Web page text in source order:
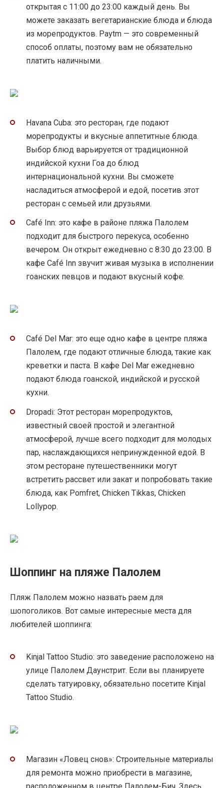
открытая с 11:00 до 23:00 каждый день. Вы
можете заказать вегетарианские блюда и блюда
из морепродуктов. Paytm — это современный
способ оплаты, поэтому вам не обязательно
платить наличными.
Havana Cuba: это ресторан, где подают
морепродукты и вкусные аппетитные блюда.
Выбор блюд варьируется от традиционной
индийской кухни Гоа до блюд
интернациональной кухни. Вы сможете
насладиться атмосферой и едой, посетив этот
ресторан с семьей или друзьями.
Café Inn: это кафе в районе пляжа Палолем
подходит для быстрого перекуса, особенно
вечером. Он открыт ежедневно с 8:30 до 23:00. В
кафе Café Inn звучит живая музыка в исполнении
гоанских певцов и подают вкусный кофе.
Café Del Mar: это еще одно кафе в центре пляжа
Палолем, где подают отличные блюда, такие как
креветки и паста. В кафе Del Mar ежедневно
подают блюда гоанской, индийской и русской
кухни.
Dropadi: Этот ресторан морепродуктов,
известный своей простой и элегантной
атмосферой, лучше всего подходит для молодых
пар, наслаждающихся непринужденной едой. В
этом ресторане путешественники могут
встретить рассвет или закат и попробовать такие
блюда, как Pomfret, Chicken Tikkas, Chicken
Lollypop.
Шоппинг на пляже Палолем
Пляж Палолем можно назвать раем для
шопоголиков. Вот самые интересные места для
любителей шоппинга:
Kinjal Tattoo Studio: это заведение расположено на
улице Палолем Даунстрит. Если вы планируете
сделать татуировку, обязательно посетите Kinjal
Tattoo Studio.
Магазин «Ловец снов»: Строительные материалы
для ремонта можно приобрести в магазине,